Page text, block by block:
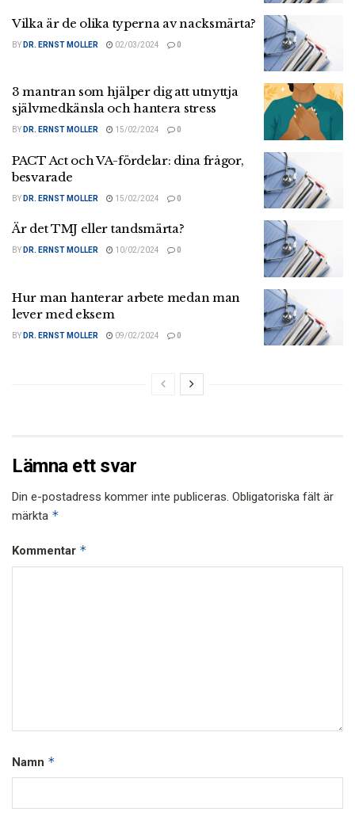
Vilka är de olika typerna av nacksmärta?
BY DR. ERNST MOLLER 02/03/2024 0
3 mantran som hjälper dig att utnyttja
självmedkänsla och hantera stress
BY DR. ERNST MOLLER 15/02/2024 0
PACT Act och VA-fördelar: dina frågor,
besvarade
BY DR. ERNST MOLLER 15/02/2024 0
Är det TMJ eller tandsmärta?
BY DR. ERNST MOLLER 10/02/2024 0
Hur man hanterar arbete medan man
lever med eksem
BY DR. ERNST MOLLER 09/02/2024 0
Lämna ett svar
Din e-postadress kommer inte publiceras. Obligatoriska fält är
märkta *
Kommentar *
Namn *